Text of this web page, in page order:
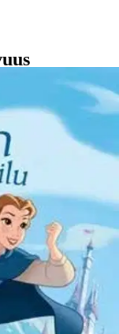
varten, kun
käy
luistimet. Kun
vaatesäkkiin.
etsintäretken aikana